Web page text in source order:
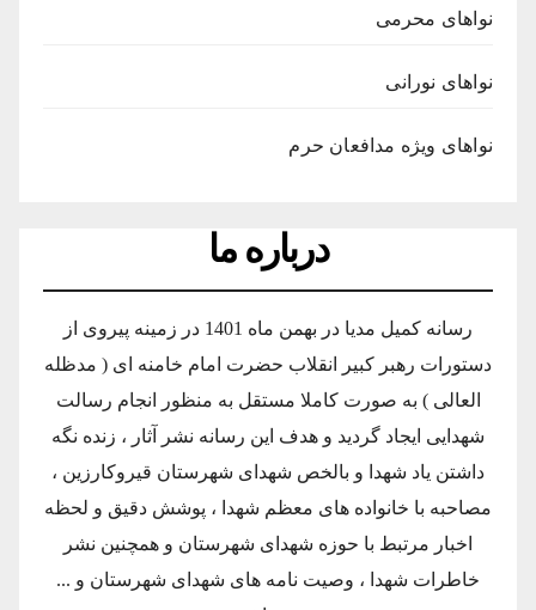
نواهای محرمی
نواهای نورانی
نواهای ویژه مدافعان حرم
درباره ما
رسانه کمیل مدیا در بهمن ماه 1401 در زمینه پیروی از
دستورات رهبر کبیر انقلاب حضرت امام خامنه ای ( مدظله
العالی ) به صورت کاملا مستقل به منظور انجام رسالت
شهدایی ایجاد گردید و هدف این رسانه نشر آثار ، زنده نگه
داشتن یاد شهدا و بالخص شهدای شهرستان قیروکارزین ،
مصاحبه با خانواده های معظم شهدا ، پوشش دقیق و لحظه
اخبار مرتبط با حوزه شهدای شهرستان و همچنین نشر
خاطرات شهدا ، وصیت نامه های شهدای شهرستان و ...